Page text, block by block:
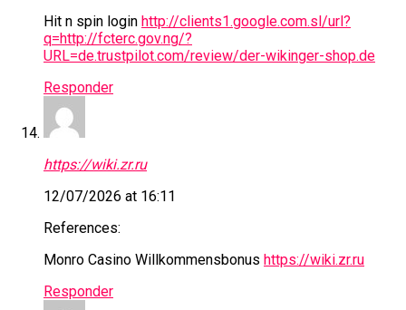
Hit n spin login http://clients1.google.com.sl/url?
q=http://fcterc.gov.ng/?
URL=de.trustpilot.com/review/der-wikinger-shop.de
Responder
https://wiki.zr.ru
12/07/2026 at 16:11
References:
Monro Casino Willkommensbonus https://wiki.zr.ru
Responder